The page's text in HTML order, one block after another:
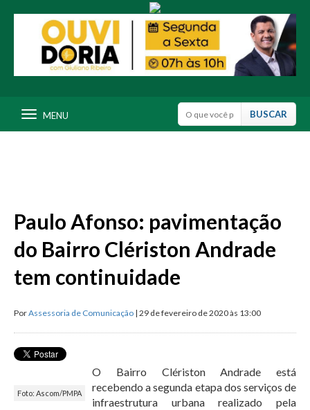
MENU
Paulo Afonso: pavimentação
do Bairro Clériston Andrade
tem continuidade
PorAssessoria de Comunicação | 29 de fevereiro de 2020 às 13:00
Foto: Ascom/PMPA
O Bairro Clériston Andrade está
recebendo a segunda etapa dos serviços de
infraestrutura urbana realizado pela